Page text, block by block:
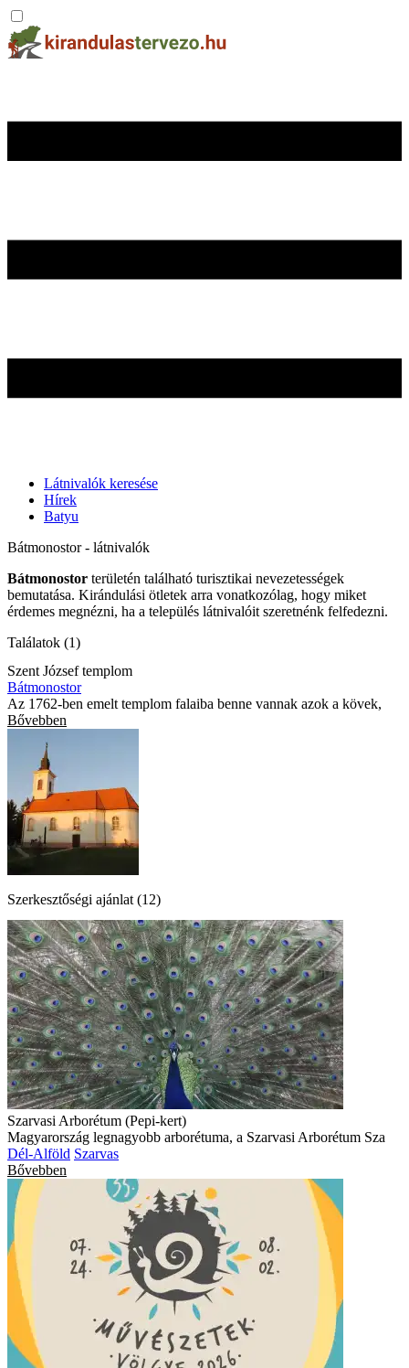
Látnivalók keresése
Hírek
Batyu
Bátmonostor - látnivalók
Bátmonostor területén található turisztikai nevezetességek
bemutatása. Kirándulási ötletek arra vonatkozólag, hogy miket
érdemes megnézni, ha a település látnivalóit szeretnénk felfedezni.
Találatok (1)
Szent József templom
Bátmonostor
Az 1762-ben emelt templom falaiba benne vannak azok a kövek,
Bővebben
Szerkesztőségi ajánlat (12)
Szarvasi Arborétum (Pepi-kert)
Magyarország legnagyobb arborétuma, a Szarvasi Arborétum Sza
Dél-Alföld Szarvas
Bővebben